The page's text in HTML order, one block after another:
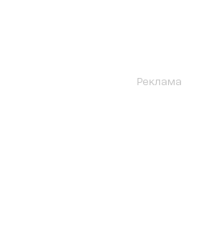
Реклама